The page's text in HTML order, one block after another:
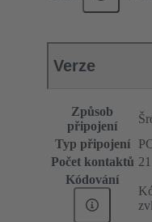
Verze
Způsob
připojení
Typ připojení
Počet kontaktů 21
Kódování